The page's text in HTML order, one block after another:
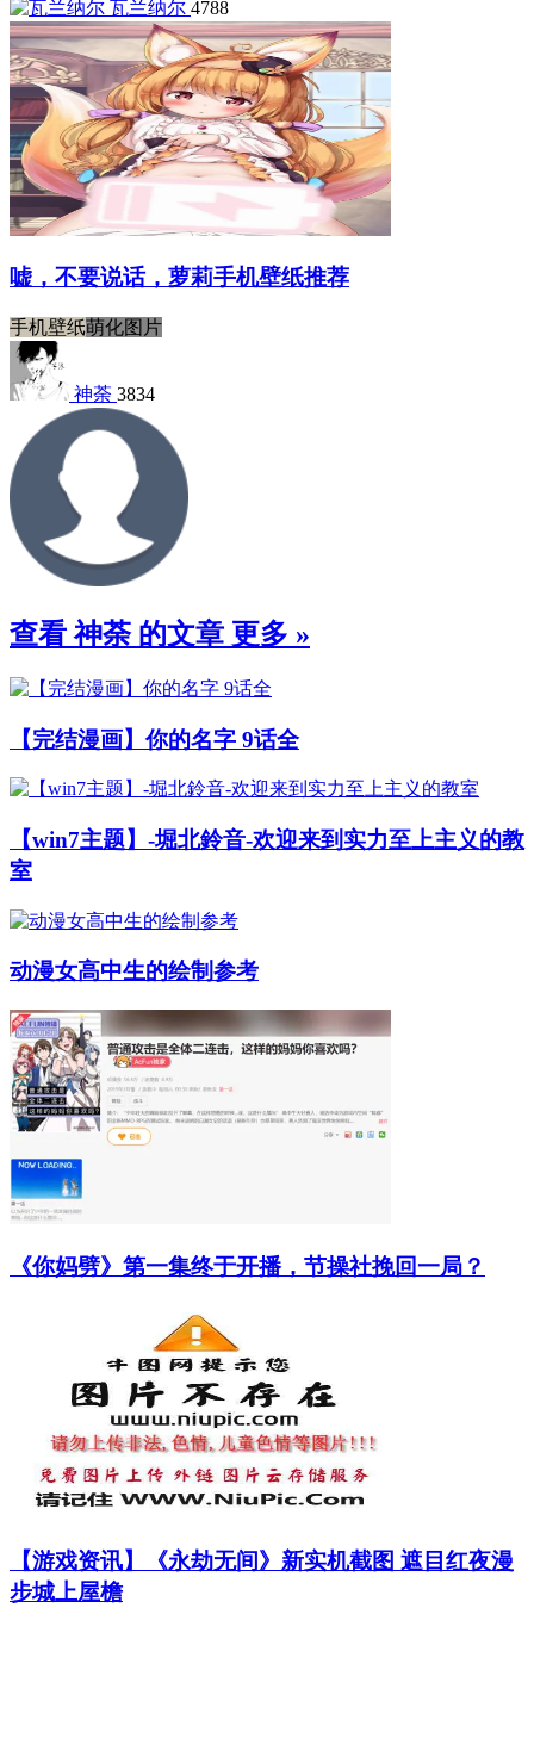
瓦兰纳尔 4788
嘘，不要说话，萝莉手机壁纸推荐
手机壁纸萌化图片
神荼 3834
查看 神荼 的文章 更多 »
【完结漫画】你的名字 9话全
【win7主题】-堀北鈴音-欢迎来到实力至上主义的教
室
动漫女高中生的绘制参考
《你妈劈》第一集终于开播，节操社挽回一局？
【游戏资讯】《永劫无间》新实机截图 遮目红夜漫
步城上屋檐